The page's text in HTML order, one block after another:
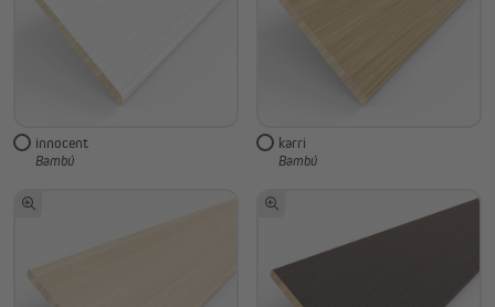
innocent
Bambú
karri
Bambú